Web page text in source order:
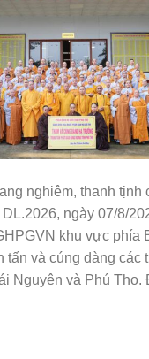
nghiêm, thanh tịnh
ngày 07/8/
khu vực phía
tấn và cúng dàng các
Nguyên và Phú